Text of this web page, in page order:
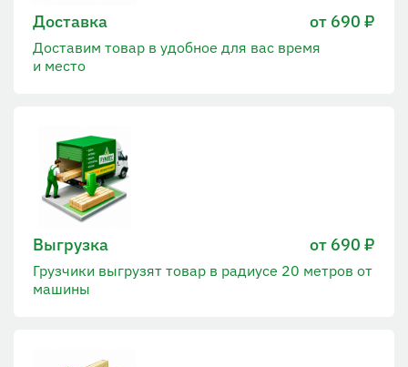
Доставка от 690 ₽
Доставим товар в удобное для вас время
и место
Выгрузка от 690 ₽
Грузчики выгрузят товар в радиусе 20 метров от
машины